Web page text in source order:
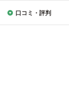
口コミ・評判